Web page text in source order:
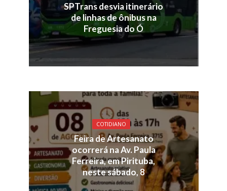
SPTrans desvia itinerário
de linhas de ônibus na
Freguesia do Ó
COTIDIANO
Feira de Artesanato
ocorrerá na Av. Paula
Ferreira, em Pirituba,
neste sábado, 8